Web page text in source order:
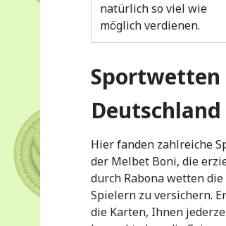
natürlich so viel wie
möglich verdienen.
Deutschland
Hier fanden zahlreiche
der Melbet Boni, die
durch Rabona wetten
Spielern zu versichern.
die Karten, Ihnen